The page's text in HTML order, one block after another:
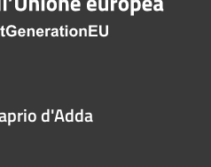
d'Adda